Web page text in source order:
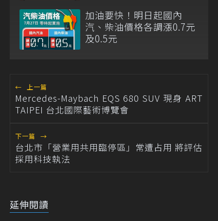
加油要快！明日起國內
汽、柴油價格各調漲0.7元
及0.5元
← 上一篇
Mercedes-Maybach EQS 680 SUV 現身 ART
TAIPEI 台北國際藝術博覽會
下一篇 →
台北市「營業用共用臨停區」常遭占用 將評估
採用科技執法
延伸閱讀